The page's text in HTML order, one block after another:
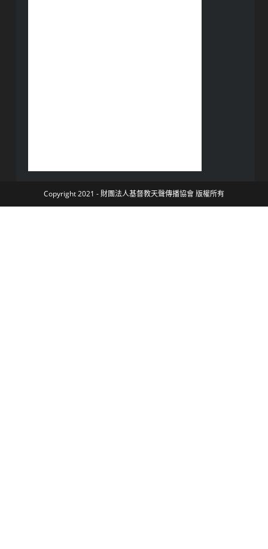
Copyright 2021 - 財團法人基督教天聲傳播協會 版權所有